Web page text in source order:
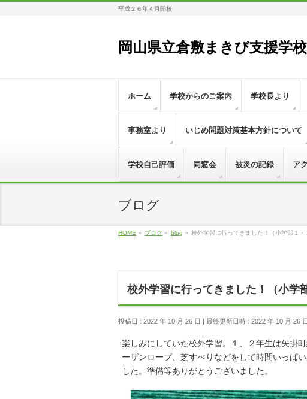
平成２６年４月開校
岡山県立倉敷まきび支援学校
ホーム 学校からのご案内 学校長より
事務室より いじめ問題対策基本方針について
学校自己評価 同窓会 被災の記録 ア
ブログ
HOME » ブログ » blog » 校外学習に行ってきました！（小学部１・
校外学習に行ってきました！（小学
投稿日 : 2022 年 10 月 26 日 最終更新日時 : 2022 年 10 月 26 日
楽しみにしていた校外学習。１、２年生は矢掛
ーザンロープ、芝すべりなどをして時間いっぱ
した。準備等ありがとうございました。